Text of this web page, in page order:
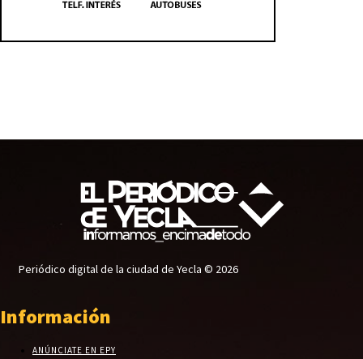
Periódico digital de la ciudad de Yecla © 2026
Información
ANÚNCIATE EN EPY